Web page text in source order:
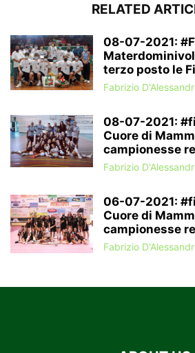
RELATED
08-07-2021:
terzo posto le
Fabrizio
08-07-2021:
Cuore di
campionesse
Fabrizio
06-07-2021:
Cuore di
campionesse
Fabrizio